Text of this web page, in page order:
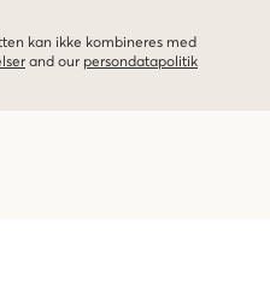
kan ikke kombineres med
and our persondatapolitik